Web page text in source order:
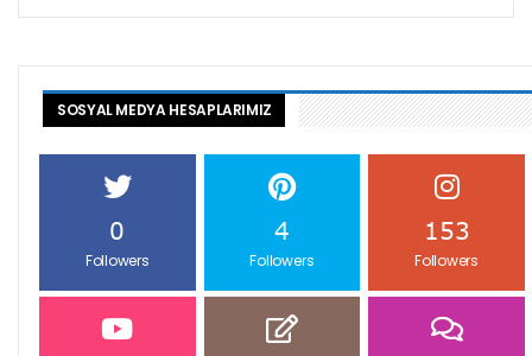
SOSYAL MEDYA HESAPLARIMIZ
0
Followers
4
Followers
153
Followers